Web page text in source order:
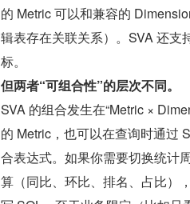
的 Metric 可以和兼容的
辑表存在关联关系）。SVA 还
标。
但两者“可组合性”的层次不同。
SVA 的组合发生在“Metric ×
的 Metric，也可以在查询时通过
合表达式。如果你需要切换统计
算（同比、环比、排名、占比）